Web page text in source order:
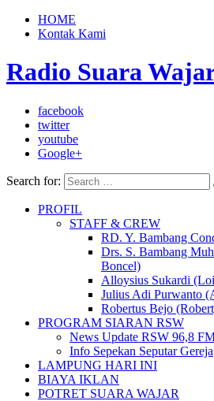
HOME
Kontak Kami
Radio Suara
facebook
twitter
youtube
Google+
Search for:
PROFIL
STAFF & CREW
RD. Y. Bambang
Drs. S. Bambang
Boncel)
Alloysius Sukardi
Julius Adi Purwanto
Robertus Bejo
PROGRAM SIARAN RSW
News Update RSW 96,8
Info Sepekan Seputar Gereja
LAMPUNG HARI INI
BIAYA IKLAN
POTRET SUARA WAJAR